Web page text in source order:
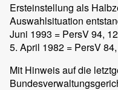
Ersteinstellung als
Auswahlsituation
Juni 1993 = PersV 94,
5. April 1982 = PersV
Mit Hinweis auf die